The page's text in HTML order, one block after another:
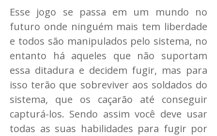
Esse jogo se passa em um mundo no
futuro onde ninguém mais tem liberdade
e todos são manipulados pelo sistema, no
entanto há aqueles que não suportam
essa ditadura e decidem fugir, mas para
isso terão que sobreviver aos soldados do
sistema, que os caçarão até conseguir
capturá-los. Sendo assim você deve usar
todas as suas habilidades para fugir por